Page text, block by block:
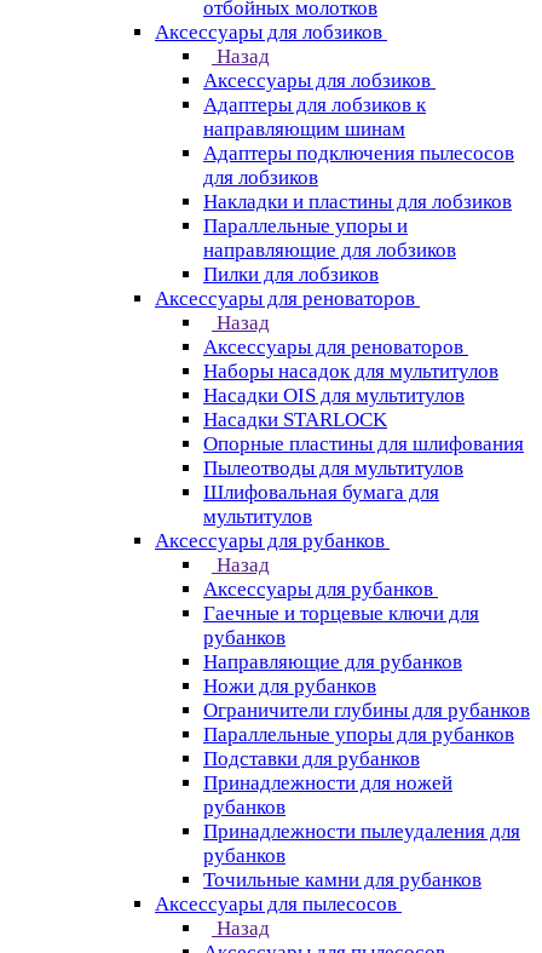
отбойных молотков
Аксессуары для лобзиков
Назад
Аксессуары для лобзиков
Адаптеры для лобзиков к
направляющим шинам
Адаптеры подключения пылесосов
для лобзиков
Накладки и пластины для лобзиков
Параллельные упоры и
направляющие для лобзиков
Пилки для лобзиков
Аксессуары для реноваторов
Назад
Аксессуары для реноваторов
Наборы насадок для мультитулов
Насадки OIS для мультитулов
Насадки STARLOCK
Опорные пластины для шлифования
Пылеотводы для мультитулов
Шлифовальная бумага для
мультитулов
Аксессуары для рубанков
Назад
Аксессуары для рубанков
Гаечные и торцевые ключи для
рубанков
Направляющие для рубанков
Ножи для рубанков
Ограничители глубины для рубанков
Параллельные упоры для рубанков
Подставки для рубанков
Принадлежности для ножей
рубанков
Принадлежности пылеудаления для
рубанков
Точильные камни для рубанков
Аксессуары для пылесосов
Назад